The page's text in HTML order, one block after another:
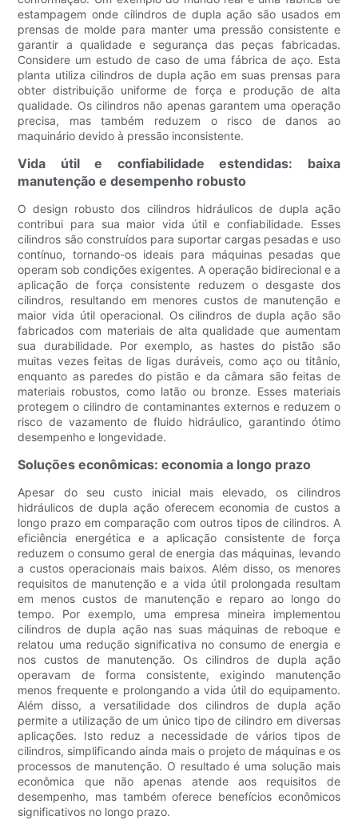
estampagem onde cilindros de dupla ação são usados ​​em
prensas de molde para manter uma pressão consistente e
garantir a qualidade e segurança das peças fabricadas.
Considere um estudo de caso de uma fábrica de aço. Esta
planta utiliza cilindros de dupla ação em suas prensas para
obter distribuição uniforme de força e produção de alta
qualidade. Os cilindros não apenas garantem uma operação
precisa, mas também reduzem o risco de danos ao
maquinário devido à pressão inconsistente.
Vida útil e confiabilidade estendidas: baixa
manutenção e desempenho robusto
O design robusto dos cilindros hidráulicos de dupla ação
contribui para sua maior vida útil e confiabilidade. Esses
cilindros são construídos para suportar cargas pesadas e uso
contínuo, tornando-os ideais para máquinas pesadas que
operam sob condições exigentes. A operação bidirecional e a
aplicação de força consistente reduzem o desgaste dos
cilindros, resultando em menores custos de manutenção e
maior vida útil operacional. Os cilindros de dupla ação são
fabricados com materiais de alta qualidade que aumentam
sua durabilidade. Por exemplo, as hastes do pistão são
muitas vezes feitas de ligas duráveis, como aço ou titânio,
enquanto as paredes do pistão e da câmara são feitas de
materiais robustos, como latão ou bronze. Esses materiais
protegem o cilindro de contaminantes externos e reduzem o
risco de vazamento de fluido hidráulico, garantindo ótimo
desempenho e longevidade.
Soluções econômicas: economia a longo prazo
Apesar do seu custo inicial mais elevado, os cilindros
hidráulicos de dupla ação oferecem economia de custos a
longo prazo em comparação com outros tipos de cilindros. A
eficiência energética e a aplicação consistente de força
reduzem o consumo geral de energia das máquinas, levando
a custos operacionais mais baixos. Além disso, os menores
requisitos de manutenção e a vida útil prolongada resultam
em menos custos de manutenção e reparo ao longo do
tempo. Por exemplo, uma empresa mineira implementou
cilindros de dupla ação nas suas máquinas de reboque e
relatou uma redução significativa no consumo de energia e
nos custos de manutenção. Os cilindros de dupla ação
operavam de forma consistente, exigindo manutenção
menos frequente e prolongando a vida útil do equipamento.
Além disso, a versatilidade dos cilindros de dupla ação
permite a utilização de um único tipo de cilindro em diversas
aplicações. Isto reduz a necessidade de vários tipos de
cilindros, simplificando ainda mais o projeto de máquinas e os
processos de manutenção. O resultado é uma solução mais
econômica que não apenas atende aos requisitos de
desempenho, mas também oferece benefícios econômicos
significativos no longo prazo.